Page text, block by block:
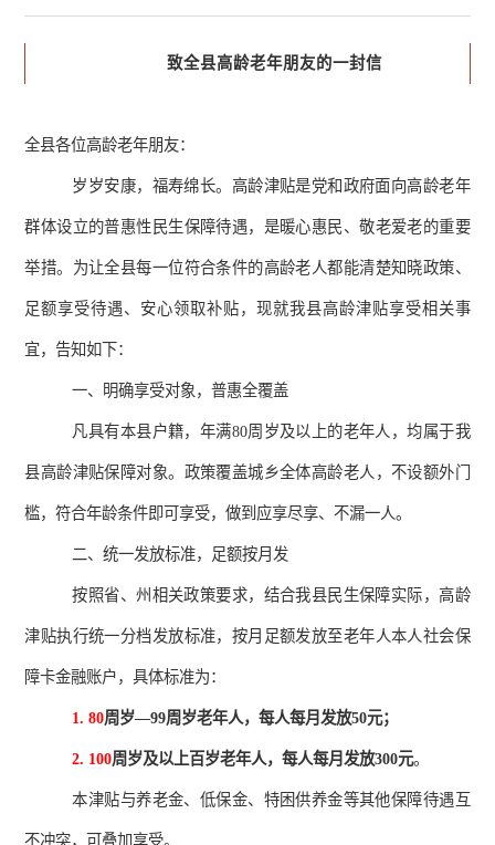
致全县高龄老年朋友的一封信
全县各位高龄老年朋友：
岁岁安康，福寿绵长。高龄津贴是党和政府面向高龄老年
群体设立的普惠性民生保障待遇，是暖心惠民、敬老爱老的重要
举措。为让全县每一位符合条件的高龄老人都能清楚知晓政策、
足额享受待遇、安心领取补贴，现就我县高龄津贴享受相关事
宜，告知如下：
一、明确享受对象，普惠全覆盖
凡具有本县户籍，年满80周岁及以上的老年人，均属于我
县高龄津贴保障对象。政策覆盖城乡全体高龄老人，不设额外门
槛，符合年龄条件即可享受，做到应享尽享、不漏一人。
二、统一发放标准，足额按月发
按照省、州相关政策要求，结合我县民生保障实际，高龄
津贴执行统一分档发放标准，按月足额发放至老年人本人社会保
障卡金融账户，具体标准为：
1. 80周岁—99周岁老年人，每人每月发放50元；
2. 100周岁及以上百岁老年人，每人每月发放300元。
本津贴与养老金、低保金、特困供养金等其他保障待遇互
不冲突，可叠加享受。